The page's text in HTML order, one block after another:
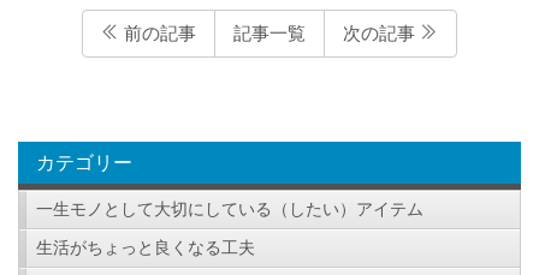
前の記事 記事一覧 次の記事
カテゴリー
一生モノとして大切にしている（したい）アイテム
生活がちょっと良くなる工夫